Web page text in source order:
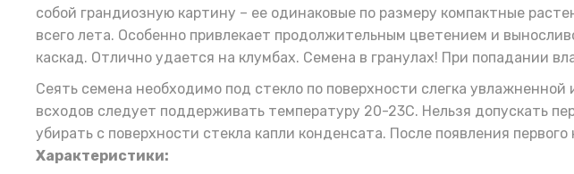
собой грандиозную картину – ее одинаковые по размеру компактные
всего лета. Особенно привлекает продолжительным цветением и
каскад. Отлично удается на клумбах. Семена в гранулах! При попадании
Сеять семена необходимо под стекло по поверхности слегка
всходов следует поддерживать температуру 20-23С. Нельзя допускать
убирать с поверхности стекла капли конденсата. После появления
Характеристики: